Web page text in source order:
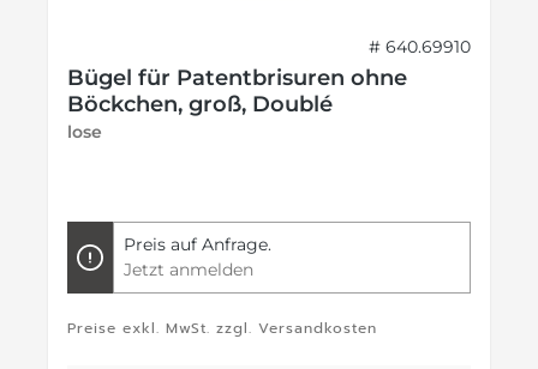
# 640.69910
Bügel für Patentbrisuren ohne
Böckchen, groß, Doublé
lose
Preis auf Anfrage.
Jetzt anmelden
Preise exkl. MwSt. zzgl. Versandkosten